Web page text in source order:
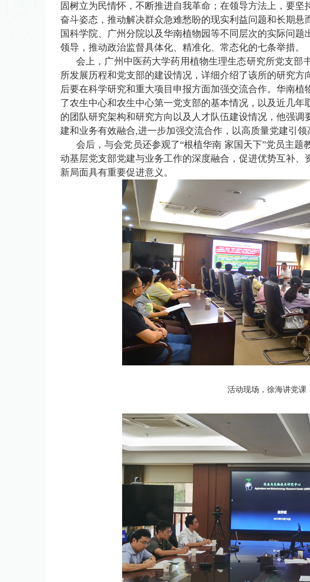
固树立为民情怀，不断推进自我革命；在领导方法上，要
奋斗姿态，推动解决群众急难愁盼的现实利益问题和长期
国科学院、广州分院以及华南植物园等不同层次的实际问
领导，推动政治监督具体化、精准化、常态化的七条举措。
会上，广州中医药大学药用植物生理生态研究所党支部
所发展历程和党支部的建设情况，详细介绍了该所的研究
后要在科学研究和重大项目申报方面加强交流合作。华南
了农生中心和农生中心第一党支部的基本情况，以及近几
的团队研究架构和研究方向以及人才队伍建设情况，他强
建和业务有效融合,进一步加强交流合作，以高质量党建引
会后，与会党员还参观了“根植华南 家国天下”党员主题
动基层党支部党建与业务工作的深度融合，促进优势互补
新局面具有重要促进意义。
活动现场，徐海讲党课